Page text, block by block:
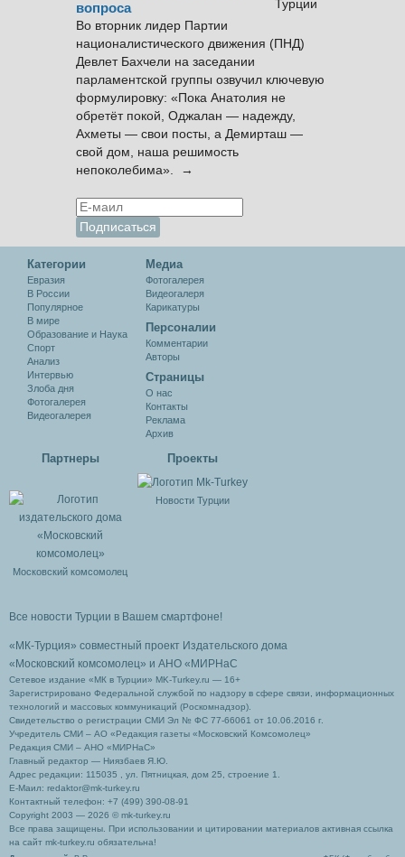
вопроса
Во вторник лидер Партии
националистического движения (ПНД)
Девлет Бахчели на заседании
парламентской группы озвучил ключевую
формулировку: «Пока Анатолия не
обретёт покой, Оджалан — надежду,
Ахметы — свои посты, а Демирташ —
свой дом, наша решимость
непоколебима». →
Категории
Евразия
В России
Популярное
В мире
Образование и Наука
Спорт
Анализ
Интервью
Злоба дня
Фотогалерея
Видеогалерея
Медиа
Фотогалерея
Видеогалеря
Карикатуры
Персоналии
Комментарии
Авторы
Cтраницы
О нас
Контакты
Реклама
Архив
Партнеры
Московский комсомолец
Проекты
Новости Турции
Все новости Турции в Вашем смартфоне!
«МК-Турция» совместный проект Издательского дома
«Московский комсомолец» и АНО «МИРНаС
Сетевое издание «МК в Турции» MK-Turkey.ru — 16+
Зарегистрировано Федеральной службой по надзору в сфере связи, информационных
технологий и массовых коммуникаций (Роскомнадзор).
Свидетельство о регистрации СМИ Эл № ФС 77-66061 от 10.06.2016 г.
Учредитель СМИ – АО «Редакция газеты «Московский Комсомолец»
Редакция СМИ – АНО «МИРНаС»
Главный редактор — Ниязбаев Я.Ю.
Адрес редакции: 115035 , ул. Пятницкая, дом 25, строение 1.
Е-Маил: redaktor@mk-turkey.ru
Контактный телефон: +7 (499) 390-08-91
Copyright 2003 — 2026 © mk-turkey.ru
Все права защищены. При использовании и цитировании материалов активная ссылка
на сайт mk-turkey.ru обязательна!